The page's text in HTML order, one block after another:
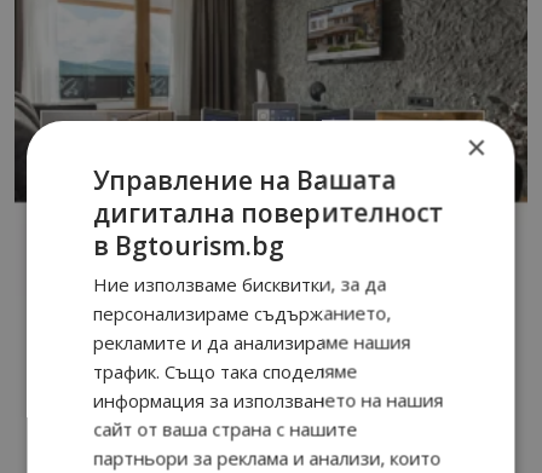
×
Управление на Вашата
дигитална поверителност
в Bgtourism.bg
Ние използваме бисквитки, за да
персонализираме съдържанието,
рекламите и да анализираме нашия
трафик. Също така споделяме
информация за използването на нашия
сайт от ваша страна с нашите
партньори за реклама и анализи, които